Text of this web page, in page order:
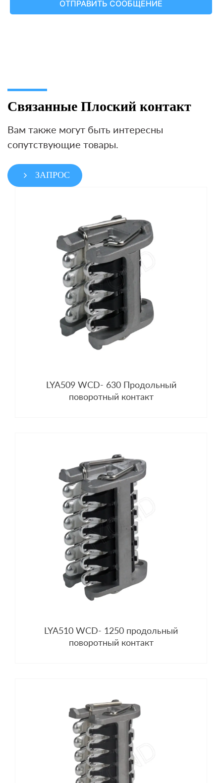
Связанные Плоский контакт
Вам также могут быть интересны
сопутствующие товары.
ЗАПРОС
LYA509 WCD- 630 Продольный
поворотный контакт
LYA510 WCD- 1250 продольный
поворотный контакт